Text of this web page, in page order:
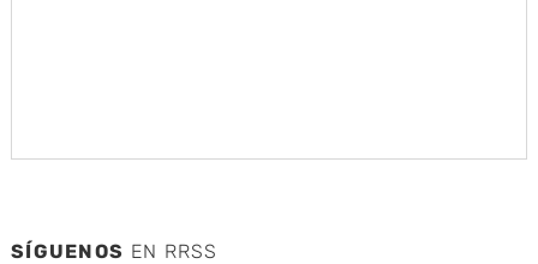
SÍGUENOS EN RRSS